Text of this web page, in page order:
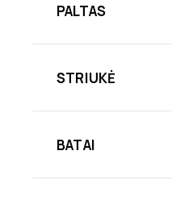
PALTAS
STRIUKĖ
BATAI